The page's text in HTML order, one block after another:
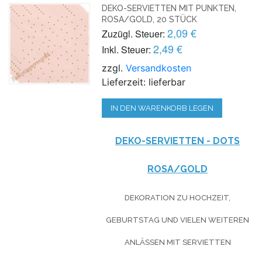
DEKO-SERVIETTEN MIT PUNKTEN,
ROSA/GOLD, 20 STÜCK
Zuzügl. Steuer: 2,09 €
Inkl. Steuer: 2,49 €
zzgl.Versandkosten
Lieferzeit: lieferbar
IN DEN WARENKORB LEGEN
DEKO-SERVIETTEN - DOTS
ROSA/GOLD
DEKORATION ZU HOCHZEIT,
GEBURTSTAG UND VIELEN WEITEREN
ANLÄSSEN MIT SERVIETTEN